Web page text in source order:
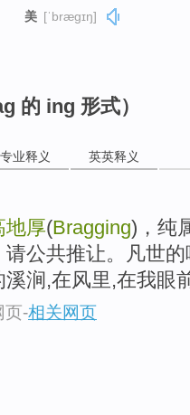
美 [ˈbræɡɪŋ]
的 ing 形式）
专业释义 英英释义
地厚(Bragging)，纯
请公共推让。凡世
溪涧,在风里,在我眼
页-相关网页